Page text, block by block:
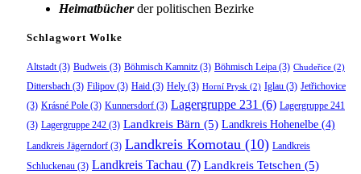
Heimatbücherder politischen Bezirke
Schlagwort Wolke
Altstadt(3) Budweis (3) Böhmisch Kamnitz (3) Böhmisch Leipa (3) Chudeřice (2)
Dittersbach (3) Filipov (3) Haid (3) Hely (3) Horní Prysk (2) Iglau (3) Jetřichovice
(3) Krásné Pole (3) Kunnersdorf (3) Lagergruppe 231 (6) Lagergruppe 241
(3) Lagergruppe 242 (3) Landkreis Bärn (5) Landkreis Hohenelbe (4)
Landkreis Jägerndorf (3) Landkreis Komotau (10) Landkreis
Schluckenau (3) Landkreis Tachau (7) Landkreis Tetschen (5)